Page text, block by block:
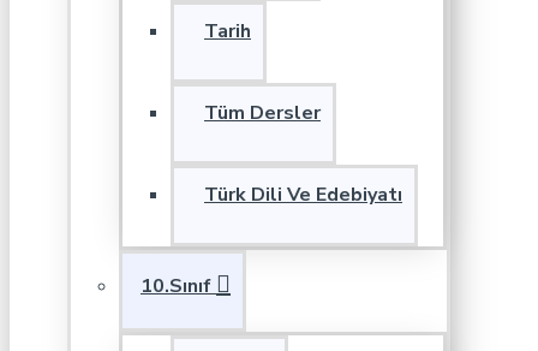
Tarih
Tüm Dersler
Türk Dili Ve Edebiyatı
10.Sınıf